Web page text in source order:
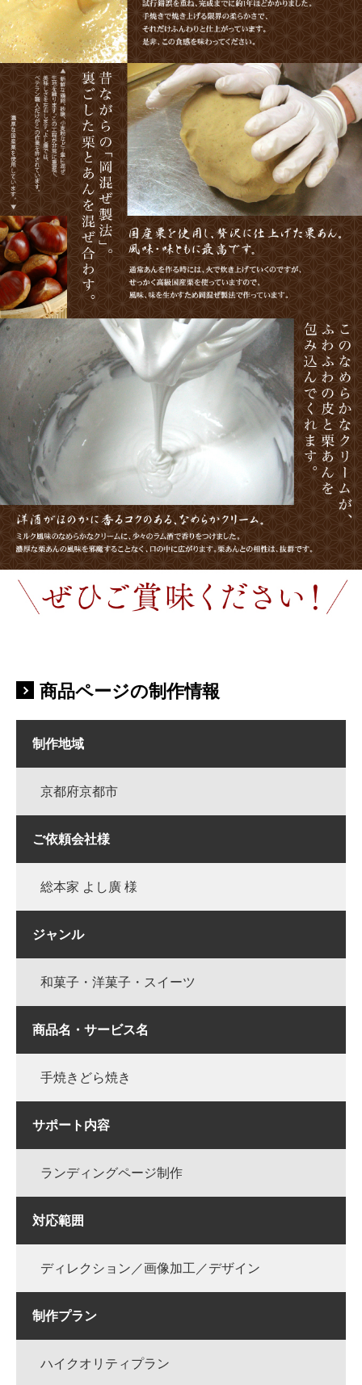
商品ページの制作情報
制作地域
京都府京都市
ご依頼会社様
総本家 よし廣 様
ジャンル
和菓子・洋菓子・スイーツ
商品名・サービス名
手焼きどら焼き
サポート内容
ランディングページ制作
対応範囲
ディレクション／画像加工／デザイン
制作プラン
ハイクオリティプラン